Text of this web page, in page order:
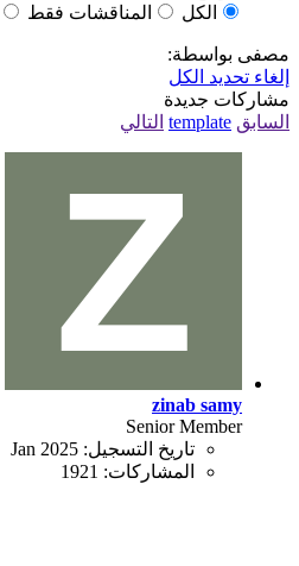
الكل
المناقشات فقط
مصفى بواسطة:
إلغاء تحديد الكل
مشاركات جديدة
السابق template التالي
zinab samy
Senior Member
تاريخ التسجيل: Jan 2025
المشاركات: 1921